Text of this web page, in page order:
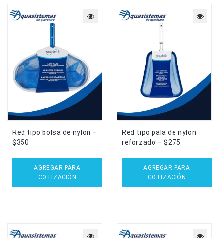
Red tipo bolsa de nylon –
$350
AGREGAR PARA
COTIZACIÓN
Red tipo pala de nylon
reforzado – $275
AGREGAR PARA
COTIZACIÓN